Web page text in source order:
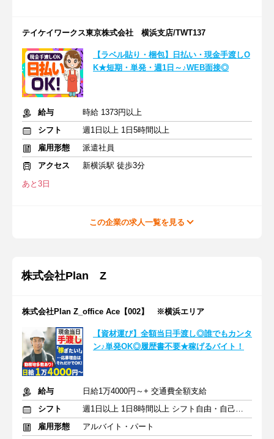
テイケイワークス東京株式会社 横浜支店/TWT137
【ラベル貼り・梱包】日払い・現金手渡しO
K★短期・単発・週1日～♪WEB面接◎
給与
時給 1373円以上
シフト
週1日以上 1日5時間以上
雇用形態
派遣社員
アクセス
新横浜駅 徒歩3分
あと3日
この企業の求人一覧を見る
株式会社Plan Z
株式会社Plan Z_office Ace【002】 ※横浜エリア
【資材運び】全額当日手渡し◎誰でもカンタ
ン♪単発OK◎履歴書不要★稼げるバイト！
給与
日給1万4000円～+ 交通費全額支給
シフト
週1日以上 1日8時間以上 シフト自由・自己申告
雇用形態
アルバイト・パート